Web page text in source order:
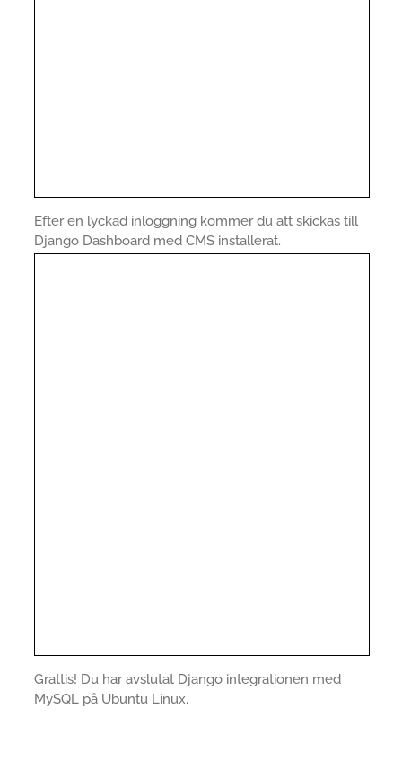
Efter en lyckad inloggning kommer du att skickas till
Django Dashboard med CMS installerat.
Grattis! Du har avslutat Django integrationen med
MySQL på Ubuntu Linux.